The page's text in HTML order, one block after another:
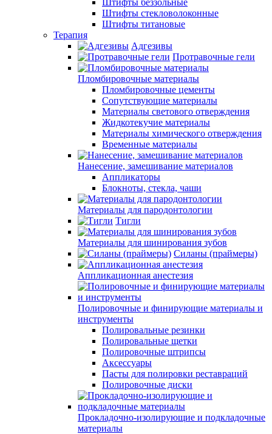
Штифты беззольные
Штифты стекловолоконные
Штифты титановые
Терапия
Адгезивы
Протравочные гели
Пломбировочные материалы
Пломбировочные цементы
Сопутствующие материалы
Материалы светового отверждения
Жидкотекучие материалы
Материалы химического отверждения
Временные материалы
Нанесение, замешивание материалов
Аппликаторы
Блокноты, стекла, чаши
Материалы для пародонтологии
Тигли
Материалы для шинирования зубов
Силаны (праймеры)
Аппликационная анестезия
Полировочные и финирующие материалы и
инструменты
Полировальные резинки
Полировальные щетки
Полировочные штрипсы
Аксессуары
Пасты для полировки реставраций
Полировочные диски
Прокладочно-изолирующие и подкладочные
материалы